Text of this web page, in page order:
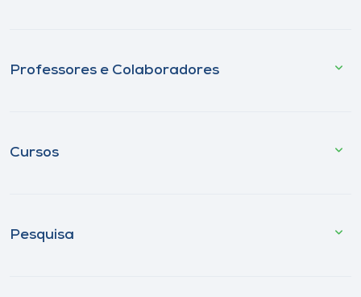
Professores e Colaboradores
Cursos
Pesquisa